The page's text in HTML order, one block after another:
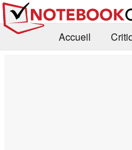
Accueil